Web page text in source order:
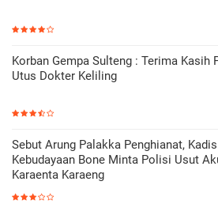
Korban Gempa Sulteng : Terima Kasih
Utus Dokter Keliling
Sebut Arung Palakka Penghianat, Kadis
Kebudayaan Bone Minta Polisi Usut
Karaenta Karaeng